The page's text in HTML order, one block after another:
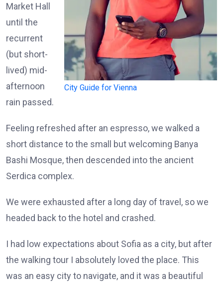
City Guide for Vienna
Market Hall
until the
recurrent
(but short-
lived) mid-
afternoon
rain passed.
Feeling refreshed after an espresso, we walked a
short distance to the small but welcoming Banya
Bashi Mosque, then descended into the ancient
Serdica complex.
We were exhausted after a long day of travel, so we
headed back to the hotel and crashed.
I had low expectations about Sofia as a city, but after
the walking tour I absolutely loved the place. This
was an easy city to navigate, and it was a beautiful